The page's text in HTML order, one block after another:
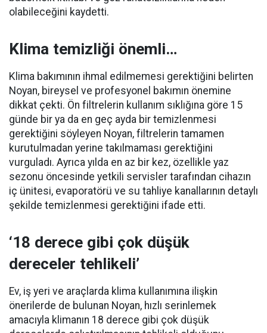
olabileceğini kaydetti.
Klima temizliği önemli…
Klima bakımının ihmal edilmemesi gerektiğini belirten
Noyan, bireysel ve profesyonel bakımın önemine
dikkat çekti. Ön filtrelerin kullanım sıklığına göre 15
günde bir ya da en geç ayda bir temizlenmesi
gerektiğini söyleyen Noyan, filtrelerin tamamen
kurutulmadan yerine takılmaması gerektiğini
vurguladı. Ayrıca yılda en az bir kez, özellikle yaz
sezonu öncesinde yetkili servisler tarafından cihazın
iç ünitesi, evaporatörü ve su tahliye kanallarının detaylı
şekilde temizlenmesi gerektiğini ifade etti.
‘18 derece gibi çok düşük
dereceler tehlikeli’
Ev, iş yeri ve araçlarda klima kullanımına ilişkin
önerilerde de bulunan Noyan, hızlı serinlemek
amacıyla klimanın 18 derece gibi çok düşük